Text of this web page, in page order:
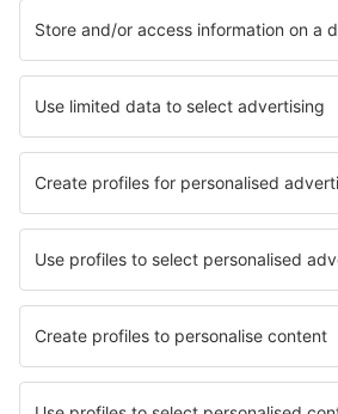
Lue lisää
Lentoyhtiöt
FlexFlight
Lufthansa
Wizz Air
Norwegian
KLM
SAS
Turkish Airlines